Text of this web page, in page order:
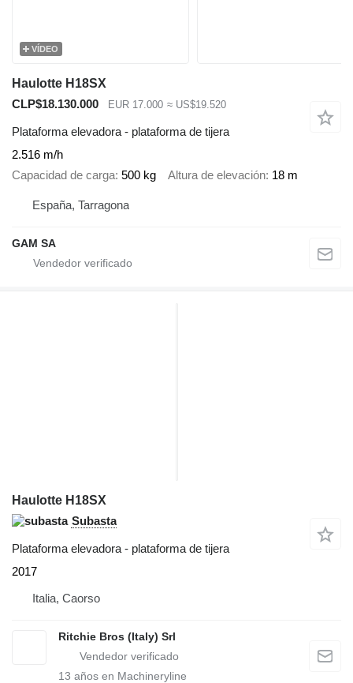
VÍDEO
Haulotte H18SX
CLP$18.130.000
EUR 17.000 ≈ US$19.520
Plataforma elevadora - plataforma de tijera
2.516 m/h
Capacidad de carga 500 kg Altura de elevación 18 m
España, Tarragona
GAM SA
Haulotte H18SX
Subasta
Plataforma elevadora - plataforma de tijera
2017
Italia, Caorso
Ritchie Bros (Italy) Srl
13 años en Machineryline